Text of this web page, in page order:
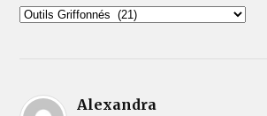
Alexandra